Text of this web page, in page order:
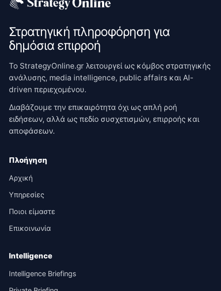
Στρατηγική πληροφόρηση για
δημόσια επιρροή
Το StrategyOnline.gr λειτουργεί ως κόμβος στρατηγικής
ανάλυσης, media intelligence, public affairs και AI-
driven περιεχομένου.
Διαβάζουμε την επικαιρότητα όχι ως απλή ροή
ειδήσεων, αλλά ως πεδίο συσχετισμών, επιρροής και
αποφάσεων.
Πλοήγηση
Αρχική
Υπηρεσίες
Ποιοι είμαστε
Επικοινωνία
Intelligence
Intelligence Briefings